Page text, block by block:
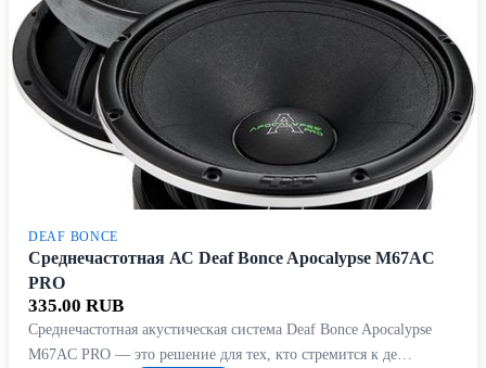
DEAF BONCE
Среднечастотная АС Deaf Bonce Apocalypse M67AC
PRO
335.00 RUB
Среднечастотная акустическая система Deaf Bonce Apocalypse
M67AC PRO — это решение для тех, кто стремится к де…